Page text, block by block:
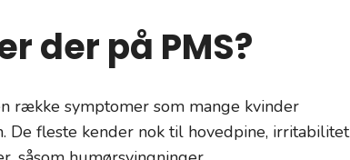
der på PMS?
række symptomer som mange kvinder
fleste kender nok til hovedpine, irritabilitet